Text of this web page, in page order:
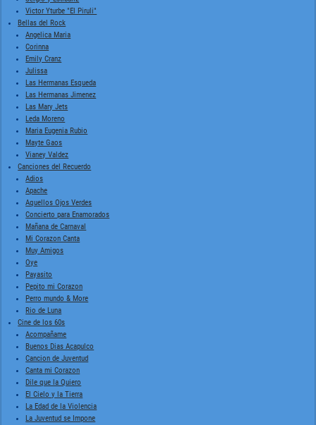
Victor Yturbe "El Piruli"
Bellas del Rock
Angelica Maria
Corinna
Emily Cranz
Julissa
Las Hermanas Esqueda
Las Hermanas Jimenez
Las Mary Jets
Leda Moreno
Maria Eugenia Rubio
Mayte Gaos
Vianey Valdez
Canciones del Recuerdo
Adios
Apache
Aquellos Ojos Verdes
Concierto para Enamorados
Mañana de Carnaval
Mi Corazon Canta
Muy Amigos
Oye
Payasito
Pepito mi Corazon
Perro mundo & More
Rio de Luna
Cine de los 60s
Acompañame
Buenos Dias Acapulco
Cancion de Juventud
Canta mi Corazon
Dile que la Quiero
El Cielo y la Tierra
La Edad de la Violencia
La Juventud se Impone